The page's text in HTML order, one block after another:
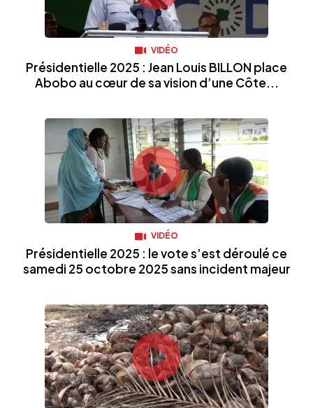
VIDÉO
Présidentielle 2025 : Jean Louis BILLON place
Abobo au cœur de sa vision d’une Côte...
VIDÉO
Présidentielle 2025 : le vote s’est déroulé ce
samedi 25 octobre 2025 sans incident majeur